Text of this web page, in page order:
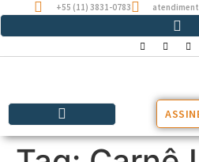
+55 (11) 3831-0783